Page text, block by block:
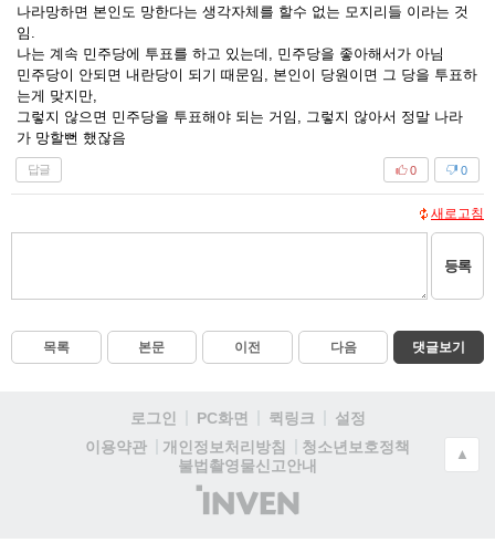
나라망하면 본인도 망한다는 생각자체를 할수 없는 모지리들 이라는 것
임.
나는 계속 민주당에 투표를 하고 있는데, 민주당을 좋아해서가 아님
민주당이 안되면 내란당이 되기 때문임, 본인이 당원이면 그 당을 투표하
는게 맞지만,
그렇지 않으면 민주당을 투표해야 되는 거임, 그렇지 않아서 정말 나라
가 망할뻔 했잖음
답글 0
0
새로고침
등록
목록 본문 이전 다음 댓글보기
로그인 PC화면 퀵링크
설정
이용약관
개인정보처리방침
청소년보호정책
불법촬영물신고안내
(주)
인
▲